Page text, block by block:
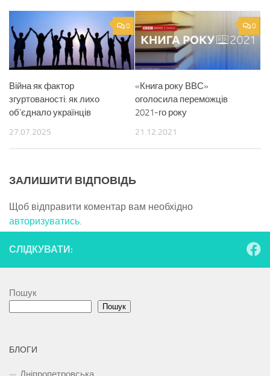
0
Війна як фактор
згуртованості: як лихо
об’єднало українців
27.07.2025
0
«Книга року ВВС»
оголосила переможців
2021-го року
21.12.2021
ЗАЛИШИТИ ВІДПОВІДЬ
Щоб відправити коментар вам необхідно
авторизуватись.
СЛІДКУВАТИ:
Пошук
Пошук
БЛОГИ